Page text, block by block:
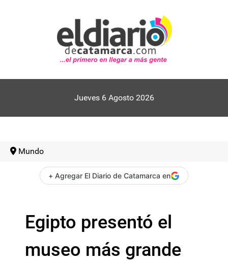
Jueves 6 Agosto 2026
Mundo
+ Agregar El Diario de Catamarca en
Egipto presentó el
museo más grande